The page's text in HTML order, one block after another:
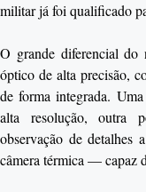
militar já foi qualificado
O grande diferencial do
óptico de alta precisão,
de forma integrada.
alta resolução, outra
observação de detalhes
câmera térmica — capaz